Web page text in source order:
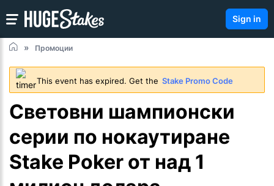
Sign in
Промоции
This event has expired. Get the Stake Promo Code
Световни шампионски
серии по нокаутиране
Stake Poker от над 1